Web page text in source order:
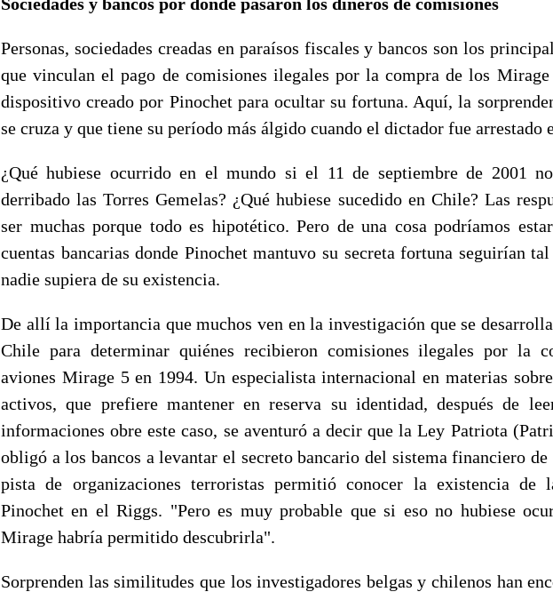
Personas, sociedades creadas en paraísos fiscales y bancos son los
que vinculan el pago de comisiones ilegales por la compra de los
dispositivo creado por Pinochet para ocultar su fortuna. Aquí, la
se cruza y que tiene su período más álgido cuando el dictador fue arrestado
¿Qué hubiese ocurrido en el mundo si el 11 de septiembre de 2001
derribado las Torres Gemelas? ¿Qué hubiese sucedido en Chile? Las
ser muchas porque todo es hipotético. Pero de una cosa podríamos
cuentas bancarias donde Pinochet mantuvo su secreta fortuna seguirían
nadie supiera de su existencia.
De allí la importancia que muchos ven en la investigación que se
Chile para determinar quiénes recibieron comisiones ilegales por la
aviones Mirage 5 en 1994. Un especialista internacional en materias
activos, que prefiere mantener en reserva su identidad, después de
informaciones obre este caso, se aventuró a decir que la Ley Patriota
obligó a los bancos a levantar el secreto bancario del sistema financiero
pista de organizaciones terroristas permitió conocer la existencia de
Pinochet en el Riggs. "Pero es muy probable que si eso no hubiese
Mirage habría permitido descubrirla".
Sorprenden las similitudes que los investigadores belgas y chilenos han